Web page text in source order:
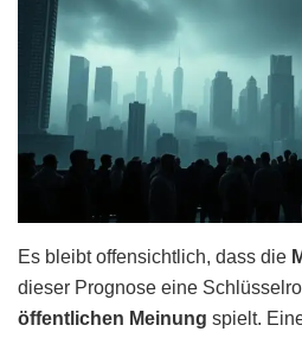
Es bleibt offensichtlich, dass die
dieser Prognose eine
öffentlichen Meinung spielt.